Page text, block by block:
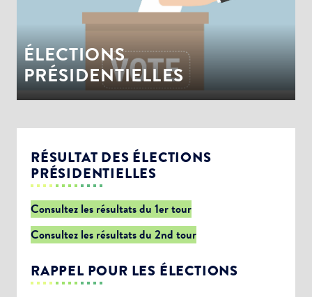
LA VILLE
DÉMOCRATIE
PARTICIPATIVE
ÉLECTIONS
PRÉSIDENTIELLES
RÉSULTAT DES ÉLECTIONS
PRÉSIDENTIELLES
Consultez les résultats du 1er tour
Consultez les résultats du 2nd tour
RAPPEL POUR LES ÉLECTIONS